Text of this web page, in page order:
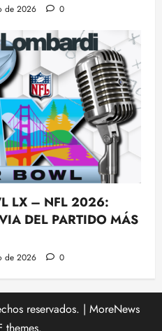
de 2026 0
LX – NFL 2026:
DEL PARTIDO MÁS
de 2026 0
reservados. | MoreNews